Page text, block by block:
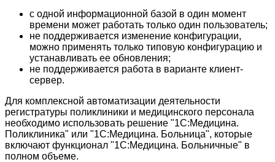
с одной информационной базой в один момент
времени может работать только один пользователь;
не поддерживается изменение конфигурации,
можно применять только типовую конфигурацию и
устанавливать ее обновления;
не поддерживается работа в варианте клиент-
сервер.
Для комплексной автоматизации деятельности
регистратуры поликлиники и медицинского персонала
необходимо использовать решение "1С:Медицина.
Поликлиника" или "1С:Медицина. Больница", которые
включают функционал "1С:Медицина. Больничные" в
полном объеме.